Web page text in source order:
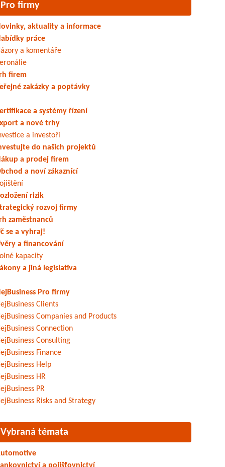
Pro firmy
aktuality a informace
práce
a komentáře
firem
zakázky a poptávky
a systémy řízení
a nové trhy
a investoři
do našich projektů
a prodej firem
a noví zákaznící
rizik
rozvoj firmy
zaměstnanců
se a vyhraj!
a financování
kapacity
a jiná legislativa
Pro firmy
Clients
Companies and Products
Connection
Consulting
Finance
Help
HR
PR
Risks and Strategy
Vybraná témata